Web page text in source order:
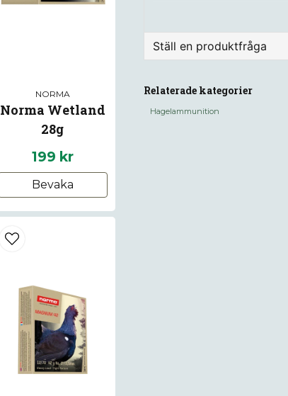
NORMA
Norma Wetland
28g
199 kr
Bevaka
Ställ en produktfråga
Fråga oss något om
Relaterade kategorier
Hagelammunition